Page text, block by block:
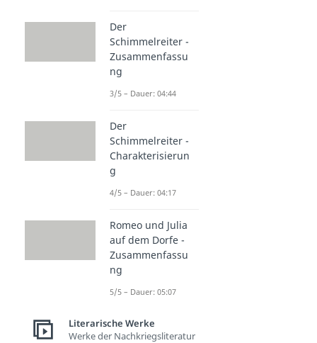
Der
Schimmelreiter -
Zusammenfassu
ng
3/5 – Dauer: 04:44
Der
Schimmelreiter -
Charakterisierun
g
4/5 – Dauer: 04:17
Romeo und Julia
auf dem Dorfe -
Zusammenfassu
ng
5/5 – Dauer: 05:07
Literarische Werke
Werke der Nachkriegsliteratur